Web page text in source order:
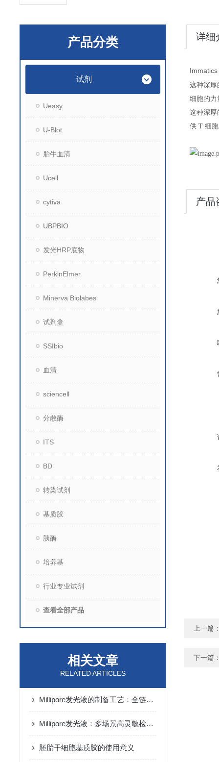
产品分类
试剂
Ueasy
U-Blot
胎牛血清
Ucell
cytiva
UBPBIO
发光HRP底物
PerkinElmer
Minerva Biolabes
试剂盒
SSIbio
血清
sciencell
分散酶
ITS
BD
转染试剂
基质胶
胰酶
培养基
行业专业试剂
查看全部产品
相关文章
RELATED ARTICLES
Millipore发光液的制备工艺：全链路质控保障检测性能稳定
Millipore发光液：多场景高灵敏检测的核心试剂支撑
胚胎干细胞基质胶的使用意义
详细
Immatics
这种深厚
细胞的力
这种深厚
供 T 细
产品
上一篇
下一篇